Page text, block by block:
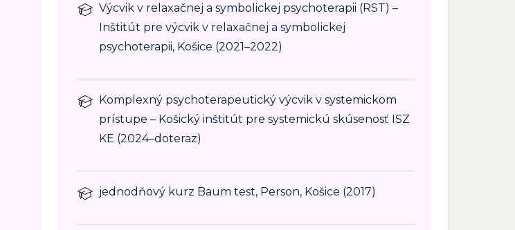
Výcvik v relaxačnej a symbolickej psychoterapii (RST) –
Inštitút pre výcvik v relaxačnej a symbolickej
psychoterapii, Košice (2021–2022)
Komplexný psychoterapeutický výcvik v systemickom
prístupe – Košický inštitút pre systemickú skúsenosť ISZ
KE (2024–doteraz)
jednodňový kurz Baum test, Person, Košice (2017)